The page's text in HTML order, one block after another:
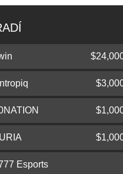
Zhukov
Bikvaidze
Boldyrev
Kravchenko
MoreiraCerato
Esports